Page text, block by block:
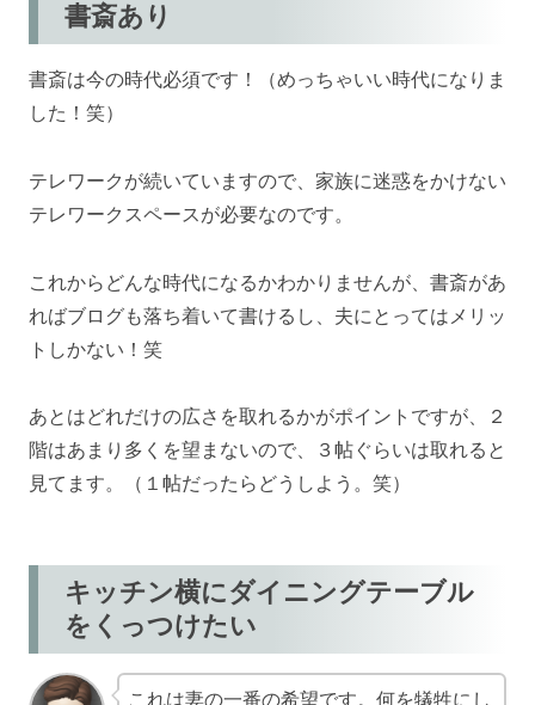
書斎あり
書斎は今の時代必須です！（めっちゃいい時代になりま
した！笑）
テレワークが続いていますので、家族に迷惑をかけない
テレワークスペースが必要なのです。
これからどんな時代になるかわかりませんが、書斎があ
ればブログも落ち着いて書けるし、夫にとってはメリッ
トしかない！笑
あとはどれだけの広さを取れるかがポイントですが、２
階はあまり多くを望まないので、３帖ぐらいは取れると
見てます。（１帖だったらどうしよう。笑）
キッチン横にダイニングテーブル
をくっつけたい
これは妻の一番の希望です。何を犠牲にし